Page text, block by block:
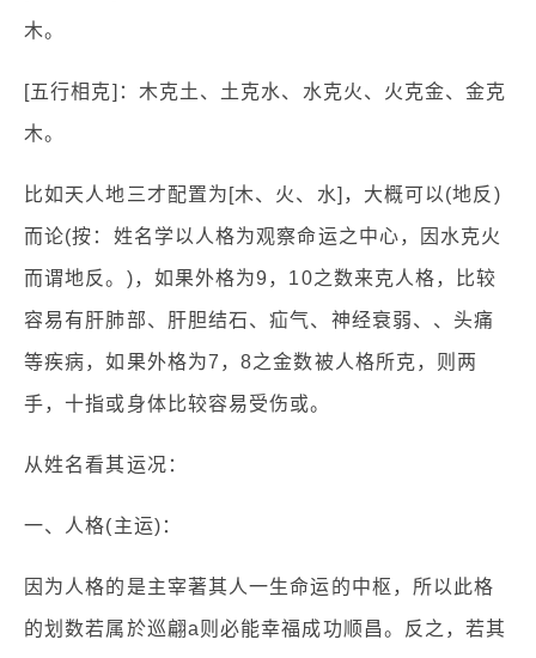
木。
[五行相克]：木克土、土克水、水克火、火克金、金克
木。
比如天人地三才配置为[木、火、水]，大概可以(地反)
而论(按：姓名学以人格为观察命运之中心，因水克火
而谓地反。)，如果外格为9，10之数来克人格，比较
容易有肝肺部、肝胆结石、疝气、神经衰弱、、头痛
等疾病，如果外格为7，8之金数被人格所克，则两
手，十指或身体比较容易受伤或。
从姓名看其运况：
一、人格(主运)：
因为人格的是主宰著其人一生命运的中枢，所以此格
的划数若属於巡翩a则必能幸福成功顺昌。反之，若其